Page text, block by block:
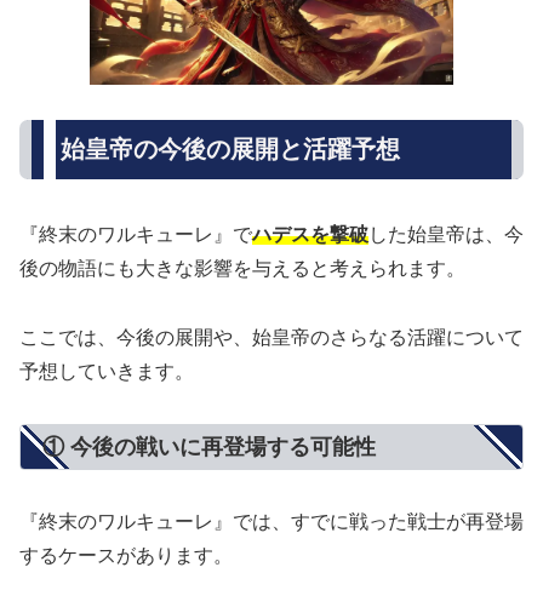
始皇帝の今後の展開と活躍予想
『終末のワルキューレ』でハデスを撃破した始皇帝は、今
後の物語にも大きな影響を与えると考えられます。
ここでは、今後の展開や、始皇帝のさらなる活躍について
予想していきます。
① 今後の戦いに再登場する可能性
『終末のワルキューレ』では、すでに戦った戦士が再登場
するケースがあります。